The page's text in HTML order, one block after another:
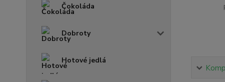
Čokoláda
Dobroty
Hotové jedlá